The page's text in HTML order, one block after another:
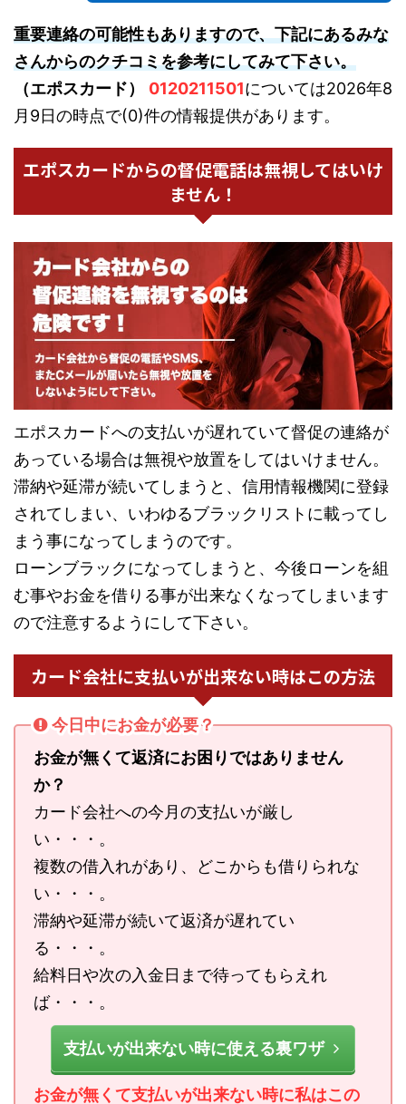
重要連絡の可能性もありますので、下記にあるみな
さんからのクチコミを参考にしてみて下さい。
（エポスカード）
0120211501については2026年8
月9日の時点で(0)件の情報提供があります。
エポスカードからの督促電話は無視してはいけ
ません！
エポスカードへの支払いが遅れていて督促の連絡が
あっている場合は無視や放置をしてはいけません。
滞納や延滞が続いてしまうと、信用情報機関に登録
されてしまい、いわゆるブラックリストに載ってし
まう事になってしまうのです。
ローンブラックになってしまうと、今後ローンを組
む事やお金を借りる事が出来なくなってしまいます
ので注意するようにして下さい。
カード会社に支払いが出来ない時はこの方法
今日中にお金が必要？
お金が無くて返済にお困りではありません
か？
カード会社への今月の支払いが厳し
い・・・。
複数の借入れがあり、どこからも借りられな
い・・・。
滞納や延滞が続いて返済が遅れてい
る・・・。
給料日や次の入金日まで待ってもらえれ
ば・・・。
支払いが出来ない時に使える裏ワザ
お金が無くて支払いが出来ない時に私はこの